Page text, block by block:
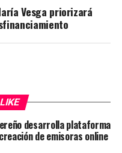
Vesga priorizará
desarrolla plataforma
de emisoras online